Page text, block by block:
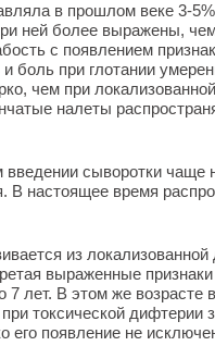
в прошлом веке 3-
ней более выражены,
с появлением
боль при глотании
чем при
налеты
сыворотки чаще
В настоящее время
из
выраженные
лет. В этом же возрасте
токсической дифтерии
его появление не